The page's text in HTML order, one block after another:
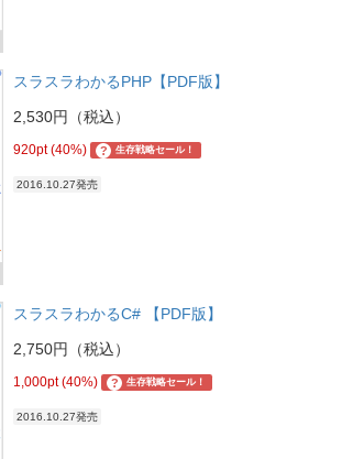
スラスラわかるPHP【PDF版】
2,530円（税込）
920pt (40%) ? 生存戦略セール！
2016.10.27発売
スラスラわかるC# 【PDF版】
2,750円（税込）
1,000pt (40%) ? 生存戦略セール！
2016.10.27発売